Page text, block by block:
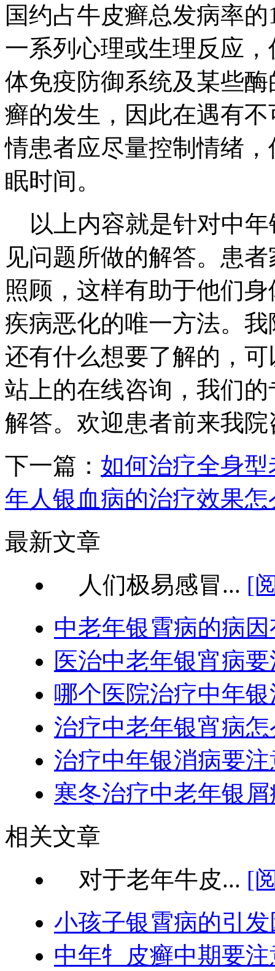
国约占牛皮癣总发病率
一系列心理或生理反应
体免疫防御系统及某些
癣的发生，因此在遇有
情患者应尽量控制情绪
眠时间。
以上内容就是针对中年
见问题所做的解答。患
照顾，这样有助于他们
疾病恶化的唯一方法。
还有什么想要了解的，
站上的在线咨询，我们
解答。欢迎患者前来我
下一篇： 如何治疗全身
年人银血病的治疗效果怎
最新文章
人们极易感冒... [
中老年银霄病的病
医治中老年银宵病
哪个医院治疗中年
治疗中老年银宵病
治疗中年银消病要
寒冬治疗中老年银
相关文章
对于老年牛皮... [
小孩子银霄病的引
中年牜皮癣中期要